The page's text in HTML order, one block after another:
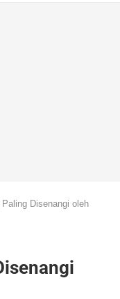
Disenangi oleh